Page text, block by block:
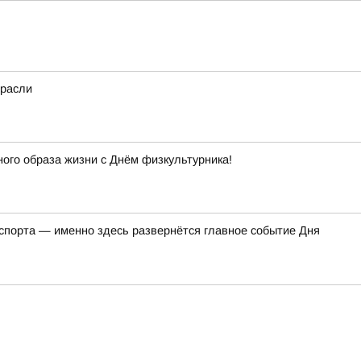
образа жизни с Днём физкультурника!
— именно здесь развернётся главное событие Дня